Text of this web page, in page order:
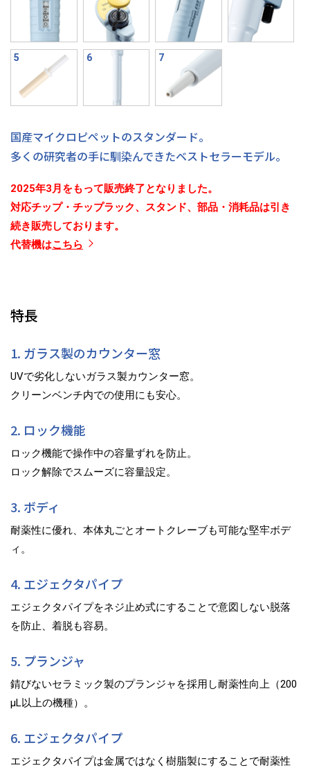
国産マイクロピペットのスタンダード。
多くの研究者の手に馴染んできたベストセラーモデル。
2025年3月をもって販売終了となりました。
対応チップ・チップラック、スタンド、部品・消耗品は引き
続き販売しております。
代替機はこちら
特長
1. ガラス製のカウンター窓
UVで劣化しないガラス製カウンター窓。
クリーンベンチ内での使用にも安心。
2. ロック機能
ロック機能で操作中の容量ずれを防止。
ロック解除でスムーズに容量設定。
3. ボディ
耐薬性に優れ、本体丸ごとオートクレーブも可能な堅牢ボデ
ィ。
4. エジェクタパイプ
エジェクタパイプをネジ止め式にすることで意図しない脱落
を防止、着脱も容易。
5. プランジャ
錆びないセラミック製のプランジャを採用し耐薬性向上（200
µL以上の機種）。
6. エジェクタパイプ
エジェクタパイプは金属ではなく樹脂製にすることで耐薬性